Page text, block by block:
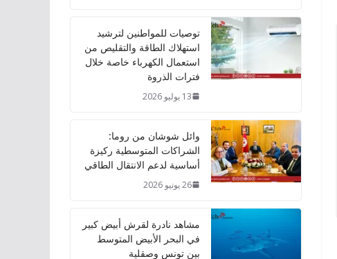
توصيات للمواطنين لترشيد
استهلاك الطاقة والتقليص من
استعمال الكهرباء خاصة خلال
فترات الذروة
13 يوليو 2026
وائل شوشان من روما:
الشراكات المتوسطية ركيزة
أساسية لدعم الانتقال الطاقي
26 يونيو 2026
مشاهد نادرة لقرش أبيض كبير
في البحر الأبيض المتوسط
بين تونس وصقلية